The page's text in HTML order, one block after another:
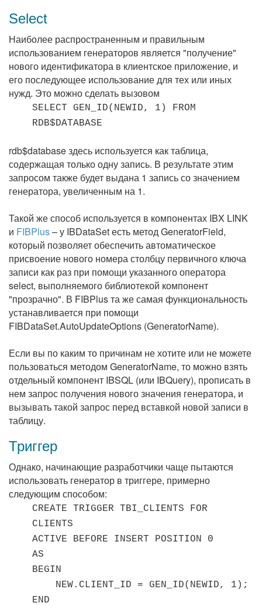
Select
Наиболее распространенным и правильным
использованием генераторов является "получение"
нового идентификатора в клиентское приложение, и
его последующее использование для тех или иных
нужд. Это можно сделать вызовом
SELECT GEN_ID(NEWID, 1) FROM
RDB$DATABASE
rdb$database здесь используется как таблица,
содержащая только одну запись. В результате этим
запросом также будет выдана 1 запись со значением
генератора, увеличенным на 1.
Такой же способ используется в компонентах IBX LINK
и FIBPlus– у IBDataSet есть метод GeneratorField,
который позволяет обеспечить автоматическое
присвоение нового номера столбцу первичного ключа
записи как раз при помощи указанного оператора
select, выполняемого библиотекой компонент
"прозрачно". В FIBPlus та же самая функциональность
устанавливается при помощи
FIBDataSet.AutoUpdateOptions (GeneratorName).
Если вы по каким то причинам не хотите или не можете
пользоваться методом GeneratorName, то можно взять
отдельный компонент IBSQL (или IBQuery), прописать в
нем запрос получения нового значения генератора, и
вызывать такой запрос перед вставкой новой записи в
таблицу.
Триггер
Однако, начинающие разработчики чаще пытаются
использовать генератор в триггере, примерно
следующим способом:
CREATE TRIGGER TBI_CLIENTS FOR
CLIENTS
ACTIVE BEFORE INSERT POSITION 0
AS
BEGIN
NEW.CLIENT_ID = GEN_ID(NEWID, 1);
END